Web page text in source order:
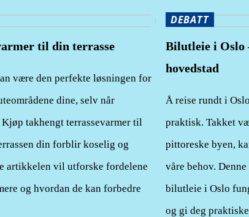
til din terrasse
være den perfekte løsningen for
dine, selv når
takhengt terrassevarmer til
din forblir koselig og
artikkelen vil utforske fordelene
og hvordan de kan forbedre
DEBATT
Bilutleie i Oslo
hovedstad
Å reise rundt i
praktisk. Takket
pittoreske byen,
våre behov.
bilutleie i Oslo
og gi deg